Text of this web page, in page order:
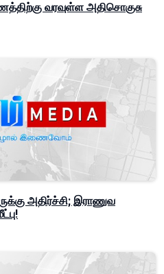
வரவுள்ள அதிசொகுசு
அதிர்ச்சி; இராணுவ